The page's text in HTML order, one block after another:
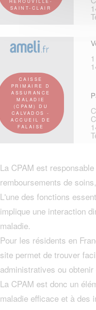
SAINT-CLAIR
CAISSE
PRIMAIRE D
ASSURANCE
MALADIE
(CPAM) DU
CALVADOS -
ACCUEIL DE
FALAISE
La CPAM est
remboursements de
L'une des fonctions
implique une interaction
maladie.
Pour les résidents en
site permet de trouver
administratives ou
La CPAM est donc un
maladie efficace et à des